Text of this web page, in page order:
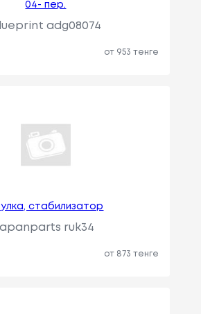
04- пер.
adg08074
от 953 тенге
стабилизатор
ruk34
от 873 тенге